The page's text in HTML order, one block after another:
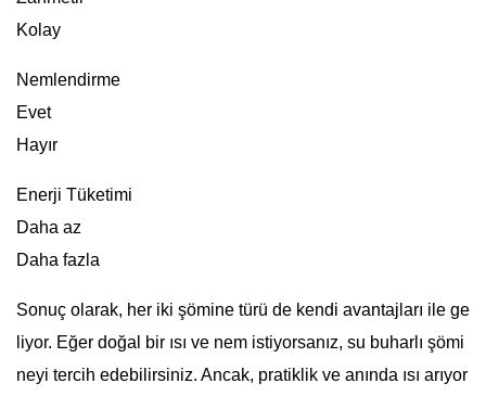
Kolay
Nemlendirme
Evet
Hayır
Enerji Tüketimi
Daha az
Daha fazla
Sonuç olarak, her iki şömine türü de kendi avantajları ile ge
liyor. Eğer doğal bir ısı ve nem istiyorsanız, su buharlı şömi
neyi tercih edebilirsiniz. Ancak, pratiklik ve anında ısı arıyor